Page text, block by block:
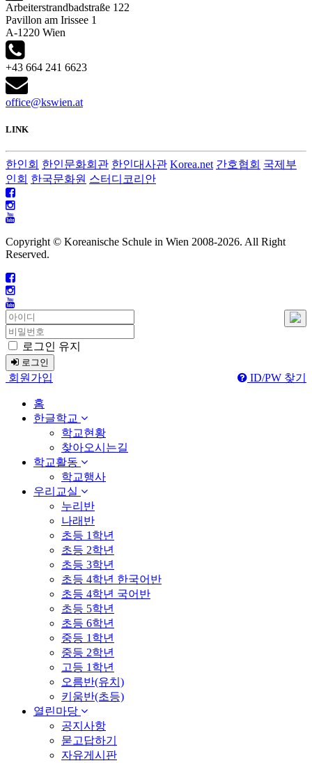
Arbeiterstrandbadstraße 122
Pavillon am Irissee 1
A-1220 Wien
+43 664 241 6623
office@kswien.at
LINK
한인회 한인문화회관 한인대사관 Korea.net 간호협회 국제부
인회 한국문화원 스터디코리안
Copyright © Koreanische Schule in Wien 2008-2026. All Right
Reserved.
로그인 유지
로그인
회원가입 ID/PW 찾기
홈
한글학교
학교현황
찾아오시는길
학교활동
학교행사
우리교실
누리반
나래반
초등 1학년
초등 2학년
초등 3학년
초등 4학년 한국어반
초등 4학년 국어반
초등 5학년
초등 6학년
중등 1학년
중등 2학년
고등 1학년
오름반(유치)
키움반(초등)
열린마당
공지사항
묻고답하기
자유게시판